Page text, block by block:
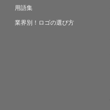
用語集
業界別！ロゴの選び方